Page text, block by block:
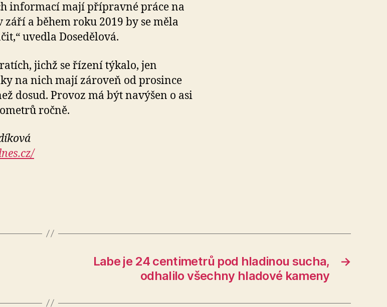
informací mají přípravné práce na
a během roku 2019 by se měla
uvedla Dosedělová.
jichž se řízení týkalo, jen
na nich mají zároveň od prosince
dosud. Provoz má být navýšen o asi
ročně.
→
Labe je 24 centimetrů pod hladinou sucha,
odhalilo všechny hladové kameny